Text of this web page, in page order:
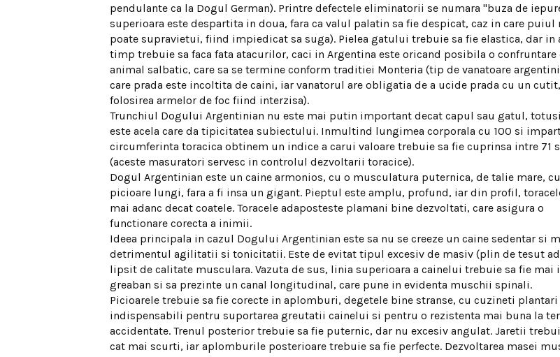
pendulante ca la Dogul German). Printre defectele eliminatorii se numara "buza de
superioara este despartita in doua, fara ca valul palatin sa fie despicat, caz in care puiul
poate supravietui, fiind impiedicat sa suga). Pielea gatului trebuie sa fie elastica, dar in
timp trebuie sa faca fata atacurilor, caci in Argentina este oricand posibila o confruntare
animal salbatic, care sa se termine conform traditiei Monteria (tip de vanatoare
care prada este incoltita de caini, iar vanatorul are obligatia de a ucide prada cu un cutit,
folosirea armelor de foc fiind interzisa).
Trunchiul Dogului Argentinian nu este mai putin important decat capul sau gatul,
este acela care da tipicitatea subiectului. Inmultind lungimea corporala cu 100 si
circumferinta toracica obtinem un indice a carui valoare trebuie sa fie cuprinsa intre 71
(aceste masuratori servesc in controlul dezvoltarii toracice).
Dogul Argentinian este un caine armonios, cu o musculatura puternica, de talie mare, cu
picioare lungi, fara a fi insa un gigant. Pieptul este amplu, profund, iar din profil,
mai adanc decat coatele. Toracele adaposteste plamani bine dezvoltati, care asigura o
functionare corecta a inimii.
Ideea principala in cazul Dogului Argentinian este sa nu se creeze un caine sedentar si
detrimentul agilitatii si tonicitatii. Este de evitat tipul excesiv de masiv (plin de tesut
lipsit de calitate musculara. Vazuta de sus, linia superioara a cainelui trebuie sa fie mai
greaban si sa prezinte un canal longitudinal, care pune in evidenta muschii spinali.
Picioarele trebuie sa fie corecte in aplomburi, degetele bine stranse, cu cuzineti
indispensabili pentru suportarea greutatii cainelui si pentru o rezistenta mai buna la
accidentate. Trenul posterior trebuie sa fie puternic, dar nu excesiv angulat. Jaretii
cat mai scurti, iar aplomburile posterioare trebuie sa fie perfecte. Dezvoltarea masei